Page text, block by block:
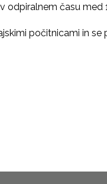
odpiralnem času med
počitnicami in